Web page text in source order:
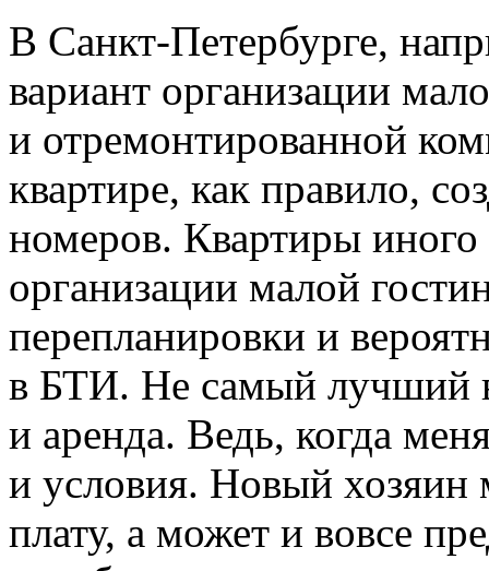
В Санкт-Петербурге,
вариант организации
и отремонтированной
квартире, как правило,
номеров. Квартиры
организации малой
перепланировки и
в БТИ. Не самый лучший
и аренда. Ведь, когда
и условия. Новый хозяин
плату, а может и вовсе